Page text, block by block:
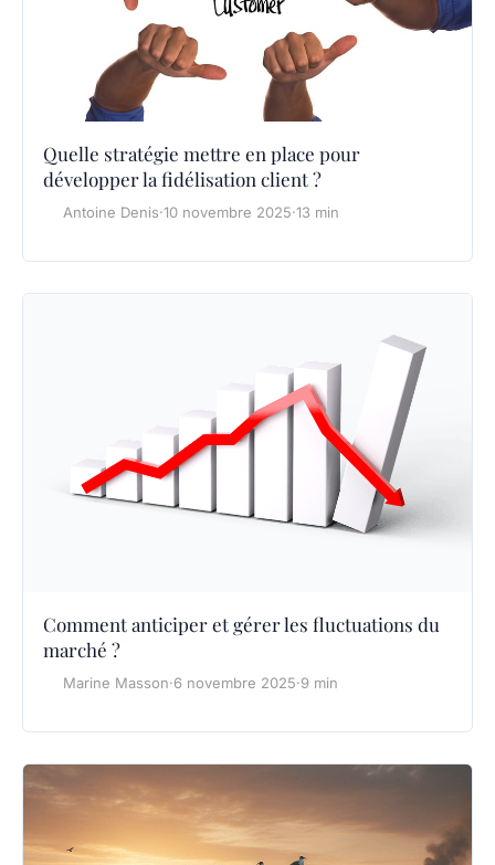
Quelle stratégie mettre en place pour
développer la fidélisation client ?
Antoine Denis·10 novembre 2025·13 min
Comment anticiper et gérer les fluctuations du
marché ?
Marine Masson·6 novembre 2025·9 min